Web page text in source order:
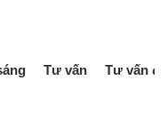
Tư vấn Tư vấn